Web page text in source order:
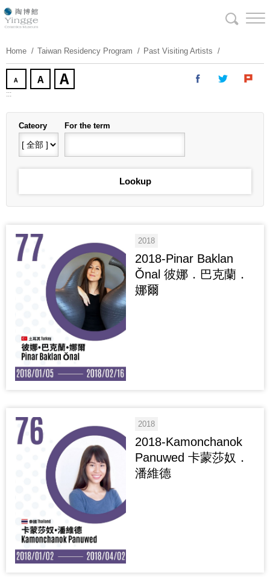
Skip
To
Home
Taiwan Residency Program Past Visiting Artists
:::
Cateory For the term
2018
2018-Pinar Baklan
Ǒnal 彼娜．巴克蘭．
娜爾
2018
2018-Kamonchanok
Panuwed 卡蒙莎奴．
潘維德